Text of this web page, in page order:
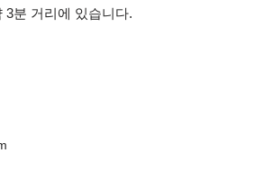
3분 거리에 있습니다.